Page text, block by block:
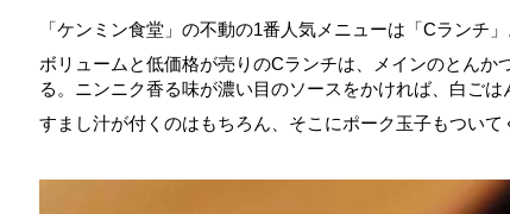
「ケンミン食堂」の不動の1番人気メニューは「Cランチ
ボリュームと低価格が売りのCランチは、メインのとん
る。ニンニク香る味が濃い目のソースをかければ、白ごは
すまし汁が付くのはもちろん、そこにポーク玉子もつい